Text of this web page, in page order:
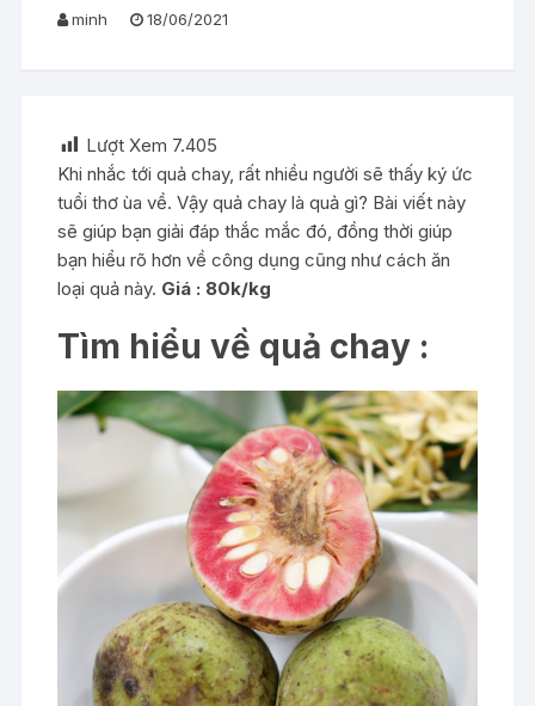
minh 18/06/2021
Lượt Xem 7.405
Khi nhắc tới quả chay, rất nhiều người sẽ thấy ký ức
tuổi thơ ùa về. Vậy quả chay là quả gì? Bài viết này
sẽ giúp bạn giải đáp thắc mắc đó, đồng thời giúp
bạn hiểu rõ hơn về công dụng cũng như cách ăn
loại quả này. Giá : 80k/kg
Tìm hiểu về quả chay :